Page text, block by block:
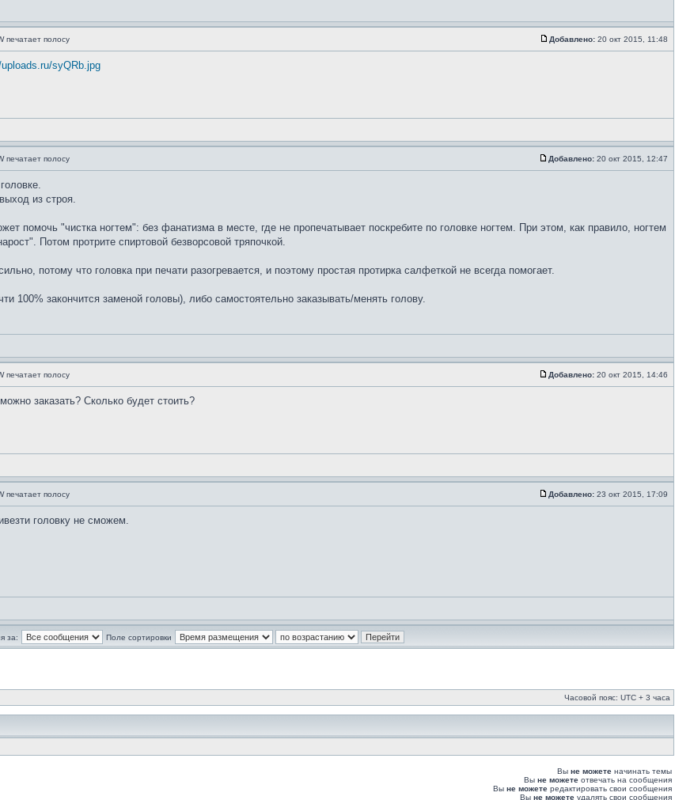
печатает полосу Добавлено: 20 окт 2015, 11:48
syQRb.jpg
печатает полосу Добавлено: 20 окт 2015, 12:47
из строя.
помочь "чистка ногтем": без фанатизма в месте, где не пропечатывает поскребите по головке ногтем. При этом, как правило, ногтем
Потом протрите спиртовой безворсовой тряпочкой.
потому что головка при печати разогревается, и поэтому простая протирка салфеткой не всегда помогает.
100% закончится заменой головы), либо самостоятельно заказывать/менять голову.
печатает полосу Добавлено: 20 окт 2015, 14:46
заказать? Сколько будет стоить?
печатает полосу Добавлено: 23 окт 2015, 17:09
головку не сможем.
за: Поле сортировки
Часовой пояс: UTC + 3 часа
Вы не можете начинать темы
Вы не можете отвечать на сообщения
Вы не можете редактировать свои сообщения
Вы не можете удалять свои сообщения